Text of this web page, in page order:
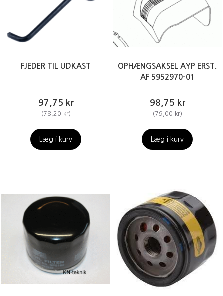
FJEDER TIL UDKAST
97,75 kr
(78,20 kr)
Læg i kurv
OPHÆNGSAKSEL AYP ERST.
AF 5952970-01
98,75 kr
(79,00 kr)
Læg i kurv